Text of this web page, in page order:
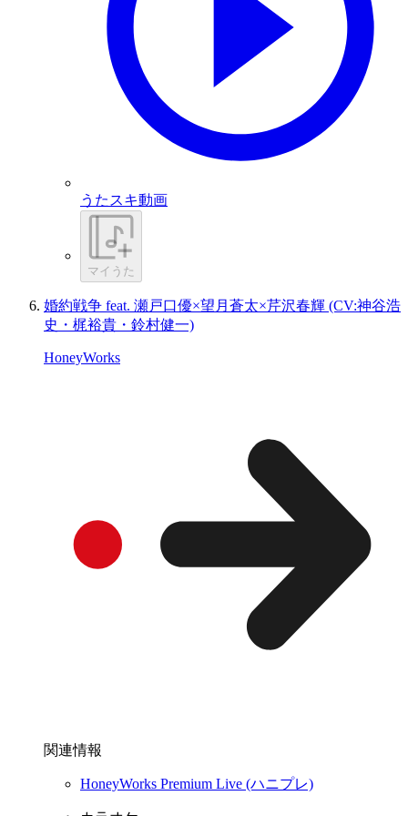
うたスキ動画
マイうた
婚約戦争 feat. 瀬戸口優×望月蒼太×芹沢春輝 (CV:神谷浩
史・梶裕貴・鈴村健一)
HoneyWorks
関連情報
HoneyWorks Premium Live (ハニプレ)